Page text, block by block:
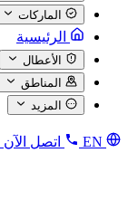
الماركات
الرئيسية
الأعطال
المناطق
المزيد
EN اتصل الآن